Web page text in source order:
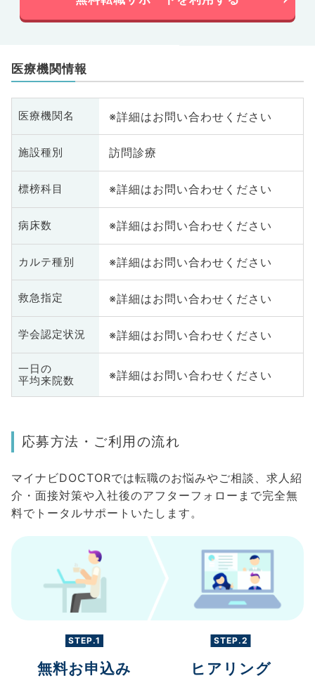
医療機関情報
医療機関名 ※詳細はお問い合わせください
施設種別 訪問診療
標榜科目 ※詳細はお問い合わせください
病床数 ※詳細はお問い合わせください
カルテ種別 ※詳細はお問い合わせください
救急指定 ※詳細はお問い合わせください
学会認定状況 ※詳細はお問い合わせください
一日の
平均来院数
※詳細はお問い合わせください
応募方法・ご利用の流れ
マイナビDOCTORでは転職のお悩みやご相談、求人紹
介・面接対策や入社後のアフターフォローまで完全無
料でトータルサポートいたします。
STEP.1
無料お申込み
STEP.2
ヒアリング